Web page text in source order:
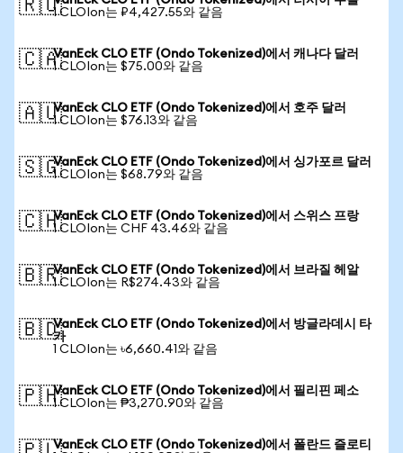
🇷🇺1 CLOIon는 ₽4,427.55와 같음
🇨🇦VanEck CLO ETF (Ondo Tokenized)에서 캐나다 달러
1 CLOIon는 $75.00와 같음
🇦🇺VanEck CLO ETF (Ondo Tokenized)에서 호주 달러
1 CLOIon는 $76.13와 같음
🇸🇬VanEck CLO ETF (Ondo Tokenized)에서 싱가포르 달러
1 CLOIon는 $68.79와 같음
🇨🇭VanEck CLO ETF (Ondo Tokenized)에서 스위스 프랑
1 CLOIon는 CHF 43.46와 같음
🇧🇷VanEck CLO ETF (Ondo Tokenized)에서 브라질 헤알
1 CLOIon는 R$274.43와 같음
🇧🇩VanEck CLO ETF (Ondo Tokenized)에서 방글라데시 타
카
1 CLOIon는 ৳6,660.41와 같음
🇵🇭VanEck CLO ETF (Ondo Tokenized)에서 필리핀 페소
1 CLOIon는 ₱3,270.90와 같음
VanEck CLO ETF (Ondo Tokenized)에서 폴란드 즐로티